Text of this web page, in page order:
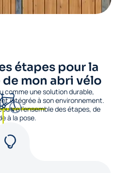
étapes pour la
mon abri vélo
comme une solution durable,
intégrée à son environnement.
l’ensemble des étapes, de
à la pose.